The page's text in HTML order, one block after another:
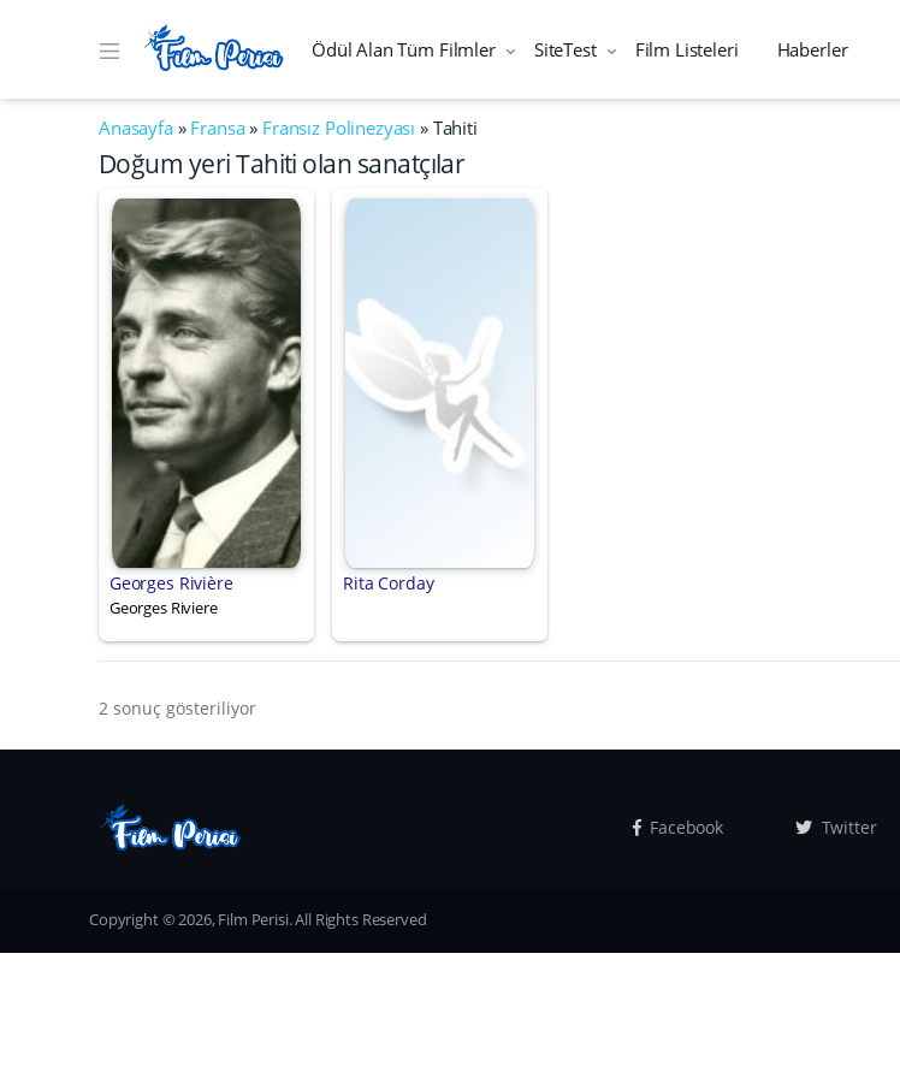
Ödül Alan Tüm Filmler SiteTest Film Listeleri Haberler
Anasayfa» Fransa» Fransız Polinezyası » Tahiti
Doğum yeri Tahiti olan sanatçılar
Georges Rivière
Georges Riviere
Rita Corday
2 sonuç gösteriliyor
Facebook Twitter
Copyright © 2026, Film Perisi. All Rights Reserved